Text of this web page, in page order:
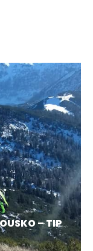
– TIP